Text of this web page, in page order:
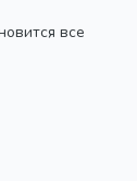
все